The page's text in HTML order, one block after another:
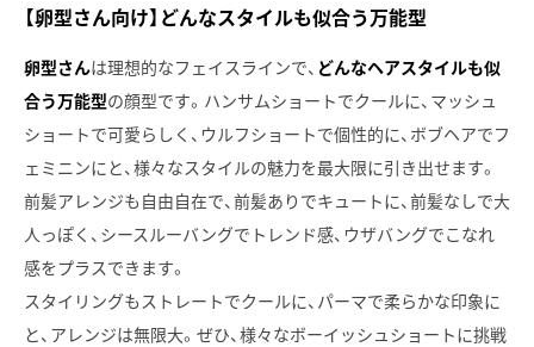
【卵型さん向け】どんなスタイルも似合う万能型
卵型さんは理想的なフェイスラインで、 どんなヘアスタイルも似
合う万能型の顔型です。ハンサムショートでクールに、マッシュ
ショートで可愛らしく、ウルフショートで個性的に、ボブヘアでフ
ェミニンにと、様々なスタイルの魅力を最大限に引き出せます。
前髪アレンジも自由自在で、前髪ありでキュートに、前髪なしで大
人っぽく、シースルーバングでトレンド感、ウザバングでこなれ
感をプラスできます。
スタイリングもストレートでクールに、パーマで柔らかな印象に
と、アレンジは無限大。ぜひ、様々なボーイッシュショートに挑戦